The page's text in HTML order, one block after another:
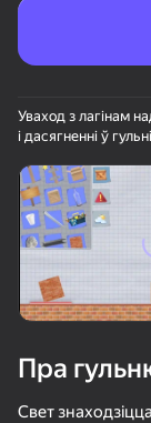
Уваход з лагінам
і дасягненні ў гульні
Пра
Свет